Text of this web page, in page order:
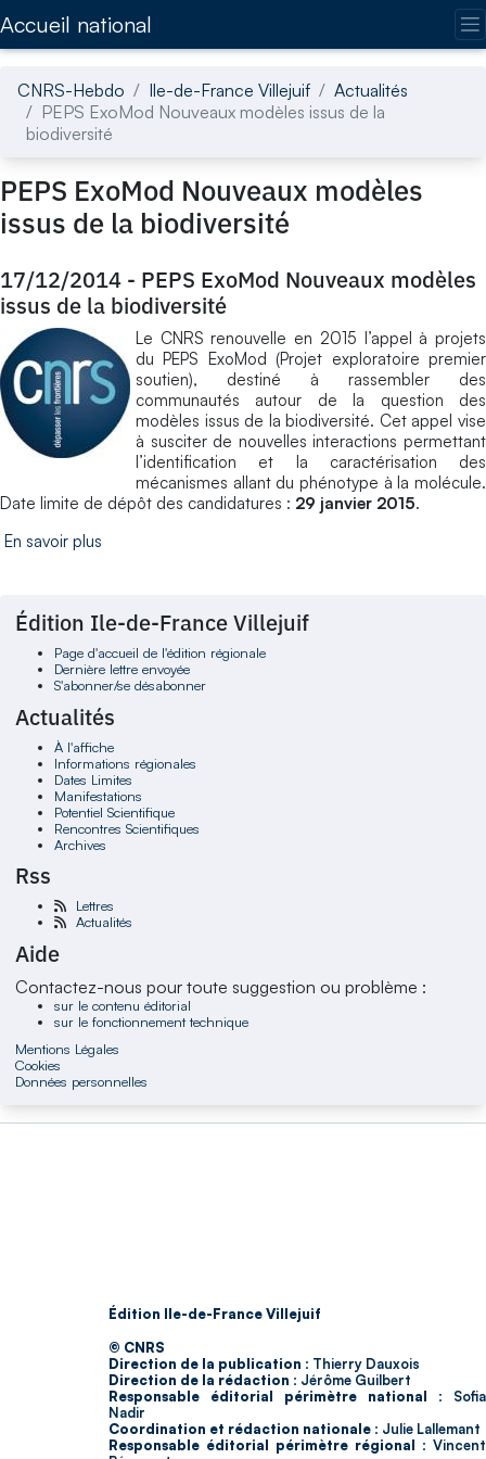
Accueil national
CNRS-Hebdo Ile-de-France Villejuif
Actualités
PEPS ExoMod Nouveaux modèles issus de la
biodiversité
PEPS ExoMod Nouveaux modèles
issus de la biodiversité
17/12/2014 - PEPS ExoMod Nouveaux modèles
issus de la biodiversité
Le CNRS renouvelle en 2015 l’appel à projets
du PEPS ExoMod (Projet exploratoire premier
soutien), destiné à rassembler des
communautés autour de la question des
modèles issus de la biodiversité. Cet appel vise
à susciter de nouvelles interactions permettant
l’identification et la caractérisation des
mécanismes allant du phénotype à la molécule.
Date limite de dépôt des candidatures : 29 janvier 2015.
En savoir plus
Édition Ile-de-France Villejuif
Page d'accueil de l'édition régionale
Dernière lettre envoyée
S'abonner/se désabonner
Actualités
À l'affiche
Informations régionales
Dates Limites
Manifestations
Potentiel Scientifique
Rencontres Scientifiques
Archives
Rss
Lettres
Actualités
Aide
Contactez-nous pour toute suggestion ou problème :
sur le contenu éditorial
sur le fonctionnement technique
Mentions Légales
Cookies
Données personnelles
Édition Ile-de-France Villejuif
© CNRS
Direction de la publication : Thierry Dauxois
Direction de la rédaction : Jérôme Guilbert
Responsable éditorial périmètre national : Sofia
Nadir
Coordination et rédaction nationale : Julie Lallemant
Responsable éditorial périmètre régional : Vincent